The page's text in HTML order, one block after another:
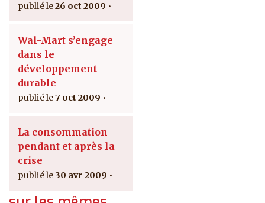
26 oct 2009
Wal-Mart s’engage
dans le
développement
durable
7 oct 2009
La consommation
pendant et après la
crise
30 avr 2009